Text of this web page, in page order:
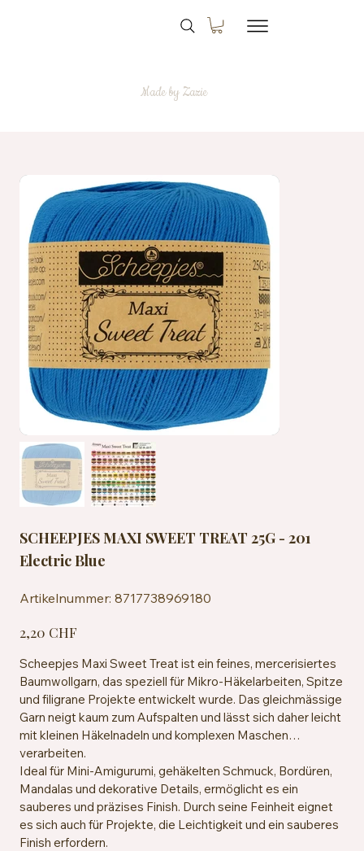
Made by Zazie
SCHEEPJES MAXI SWEET TREAT 25G - 201
Electric Blue
Artikelnummer: 8717738969180
8717738969180
2,20 CHF
Scheepjes Maxi Sweet Treat ist ein feines, mercerisiertes
Baumwollgarn, das speziell für Mikro-Häkelarbeiten, Spitze
und filigrane Projekte entwickelt wurde. Das gleichmässige
Garn neigt kaum zum Aufspalten und lässt sich daher leicht
mit kleinen Häkelnadeln und komplexen Maschen
verarbeiten.
Ideal für Mini-Amigurumi, gehäkelten Schmuck, Bordüren,
Mandalas und dekorative Details, ermöglicht es ein
sauberes und präzises Finish. Durch seine Feinheit eignet
es sich auch für Projekte, die Leichtigkeit und ein sauberes
Finish erfordern.